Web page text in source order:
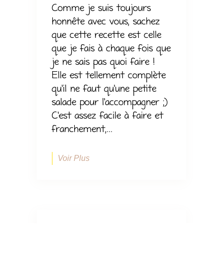
Comme je suis toujours
honnête avec vous, sachez
que cette recette est celle
que je fais à chaque fois que
je ne sais pas quoi faire !
Elle est tellement complète
qu’il ne faut qu’une petite
salade pour l’accompagner ;)
C’est assez facile à faire et
franchement,...
Voir Plus